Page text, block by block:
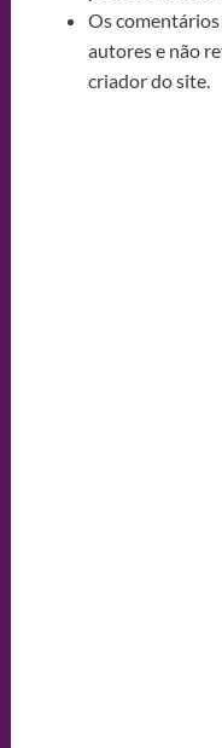
Os
autores e não
criador do site.